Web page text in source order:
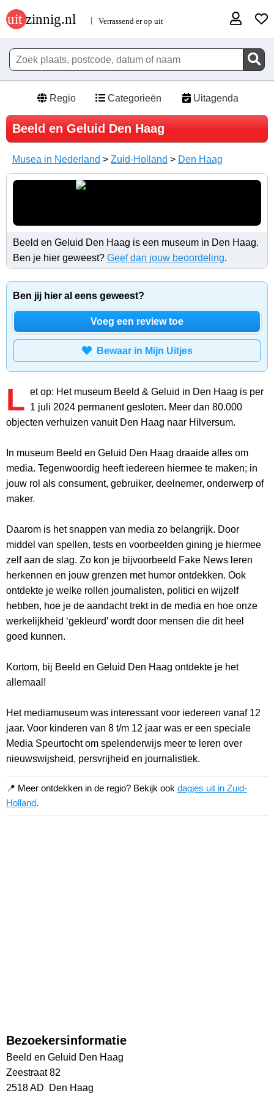
Regio Categorieën Uitagenda
Beeld en Geluid Den Haag
Musea in Nederland > Zuid-Holland > Den Haag
Beeld en Geluid Den Haag is een museum in Den Haag.
Ben je hier geweest? Geef dan jouw beoordeling.
Ben jij hier al eens geweest?
Voeg een review toe
Bewaar in Mijn Uitjes
L et op: Het museum Beeld & Geluid in Den Haag is per
1 juli 2024 permanent gesloten. Meer dan 80.000
objecten verhuizen vanuit Den Haag naar Hilversum.
In museum Beeld en Geluid Den Haag draaide alles om
media. Tegenwoordig heeft iedereen hiermee te maken; in
jouw rol als consument, gebruiker, deelnemer, onderwerp of
maker.
Daarom is het snappen van media zo belangrijk. Door
middel van spellen, tests en voorbeelden gining je hiermee
zelf aan de slag. Zo kon je bijvoorbeeld Fake News leren
herkennen en jouw grenzen met humor ontdekken. Ook
ontdekte je welke rollen journalisten, politici en wijzelf
hebben, hoe je de aandacht trekt in de media en hoe onze
werkelijkheid ‘gekleurd’ wordt door mensen die dit heel
goed kunnen.
Kortom, bij Beeld en Geluid Den Haag ontdekte je het
allemaal!
Het mediamuseum was interessant voor iedereen vanaf 12
jaar. Voor kinderen van 8 t/m 12 jaar was er een speciale
Media Speurtocht om spelenderwijs meer te leren over
nieuwswijsheid, persvrijheid en journalistiek.
📍 Meer ontdekken in de regio? Bekijk ook dagjes uit in Zuid-
Holland.
Bezoekersinformatie
Beeld en Geluid Den Haag
Zeestraat 82
2518 AD Den Haag